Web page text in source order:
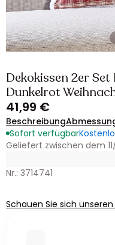
Dekokissen 2er
Dunkelrot
41,99 €
Beschreibung
Sofort verfügbar
Geliefert zwischen dem
Nr.: 3714741
Schauen Sie sich